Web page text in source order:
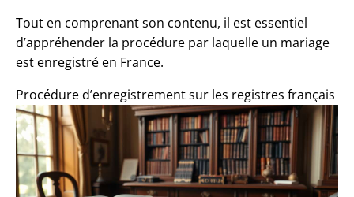
Tout en comprenant son contenu, il est essentiel
d’appréhender la procédure par laquelle un mariage
est enregistré en France.
Procédure d’enregistrement sur les registres français